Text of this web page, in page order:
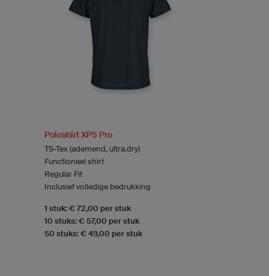
Poloshirt XP5 Pro
TS-Tex (ademend, ultra.dry)
Functioneel shirt
Regular Fit
Inclusief volledige bedrukking
1 stuk: € 72,00 per stuk
10 stuks: € 57,00 per stuk
50 stuks: € 49,00 per stuk